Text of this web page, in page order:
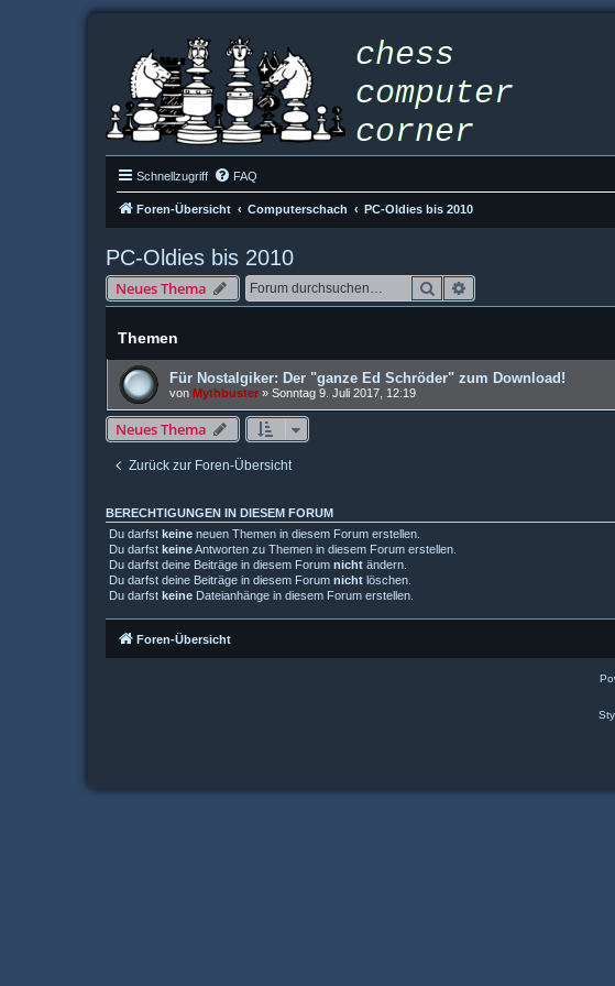
Schnellzugriff FAQ
Foren-Übersicht Computerschach PC-Oldies bis 2010
PC-Oldies bis 2010
Neues Thema Suche
Themen
Für Nostalgiker: Der "ganze Ed Schröder" zum Download!
von Mythbuster » Sonntag 9. Juli 2017, 12:19
Neues Thema
Zurück zur Foren-Übersicht
BERECHTIGUNGEN IN DIESEM FORUM
Du darfst keine neuen Themen in diesem Forum erstellen.
Du darfst keineAntworten zu Themen in diesem Forum erstellen.
Du darfst deine Beiträge in diesem Forum nicht ändern.
Du darfst deine Beiträge in diesem Forum nicht löschen.
Du darfst keine Dateianhänge in diesem Forum erstellen.
Foren-Übersicht